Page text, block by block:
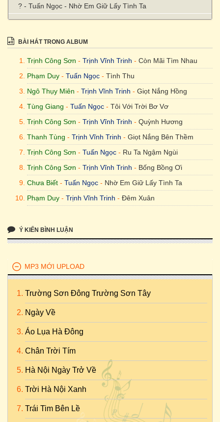
? - Tuấn Ngọc - Nhờ Em Giữ Lấy Tình Ta
Phạm Duy - Trịnh Vĩnh Trinh - Đêm Xuân
BÀI HÁT TRONG ALBUM
Trịnh Công Sơn - Trịnh Vĩnh Trinh - Còn Mãi Tìm Nhau
Phạm Duy - Tuấn Ngọc - Tình Thu
Ngô Thụy Miên - Trịnh Vĩnh Trinh - Giọt Nắng Hồng
Tùng Giang - Tuấn Ngọc - Tôi Với Trời Bơ Vơ
Trịnh Công Sơn - Trịnh Vĩnh Trinh - Quỳnh Hương
Thanh Tùng - Trịnh Vĩnh Trinh - Giọt Nắng Bên Thềm
Trịnh Công Sơn - Tuấn Ngọc - Ru Ta Ngậm Ngùi
Trịnh Công Sơn - Trịnh Vĩnh Trinh - Bống Bồng Ơi
Chưa Biết - Tuấn Ngọc - Nhờ Em Giữ Lấy Tình Ta
Phạm Duy - Trịnh Vĩnh Trinh - Đêm Xuân
Ý KIẾN BÌNH LUẬN
MP3 MỚI UPLOAD
Trường Sơn Đông Trường Sơn Tây
Ngày Về
Áo Lụa Hà Đông
Chân Trời Tím
Hà Nội Ngày Trở Về
Trời Hà Nội Xanh
Trái Tim Bên Lề